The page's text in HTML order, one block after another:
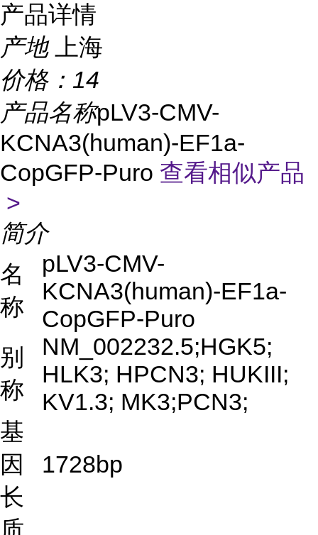
产品详情
产地
上海
价格： 14
产品名称pLV3-CMV-
KCNA3(human)-EF1a-
CopGFP-Puro 查看相似产品
>
简介
名
称
pLV3-CMV-
KCNA3(human)-EF1a-
CopGFP-Puro
别
称
NM_002232.5;HGK5;
HLK3; HPCN3; HUKIII;
KV1.3; MK3;PCN3;
基
因
长
1728bp
质